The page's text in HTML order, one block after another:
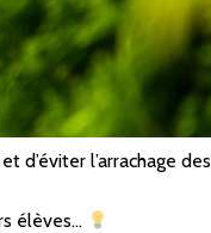
d’éviter l’arrachage des
élèves…